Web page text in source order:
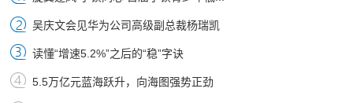
吴庆文会见华为公司高级副总裁杨瑞凯
读懂“增速5.2%”之后的“稳”字诀
5.5万亿元蓝海跃升，向海图强势正劲